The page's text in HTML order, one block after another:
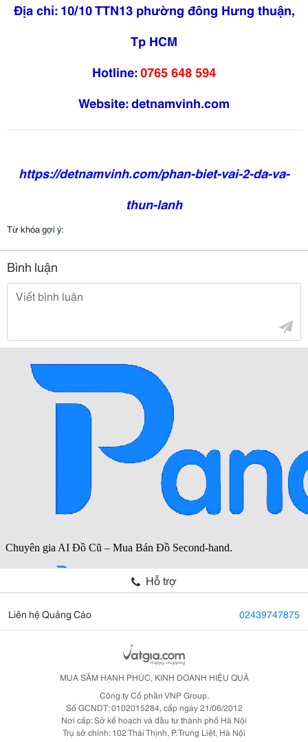
Địa chỉ: 10/10 TTN13 phường đông Hưng thuận,
Tp HCM
Hotline:0765 648 594
Website:detnamvinh.com
https://detnamvinh.com/phan-biet-vai-2-da-va-
thun-lanh
Từ khóa gợi ý:
Bình luận
Hỗ trợ
Liên hệ Quảng Cáo 02439747875
MUA SẮM HẠNH PHÚC, KINH DOANH HIỆU QUẢ
Công ty Cổ phần VNP Group.
Số GCNDT: 0102015284, cấp ngày 21/06/2012
Nơi cấp: Sở kế hoạch và đầu tư thành phố Hà Nội
Trụ sở chính: 102 Thái Thịnh, P. Trung Liệt, Hà Nội